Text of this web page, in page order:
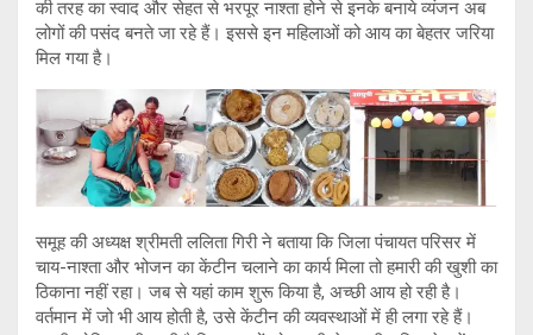
p
k
m
की तरह का स्वाद और सेहत से भरपूर नाश्ता होने से इनके बनाये व्यंजन अब
लोगों की पसंद बनते जा रहे हैं। इससे इन महिलाओं को आय का बेहतर जरिया
मिल गया है।
समूह की अध्यक्ष श्रीमती ललिता गिरी ने बताया कि जिला पंचायत परिसर में
चाय-नाश्ता और भोजन का केंटीन चलाने का कार्य मिला तो हमारी की खुशी का
ठिकाना नहीं रहा। जब से यहां काम शुरू किया है, अच्छी आय हो रही है।
वर्तमान में जो भी आय होती है, उसे केंटीन की व्यवस्थाओं में ही लगा रहे हैं।